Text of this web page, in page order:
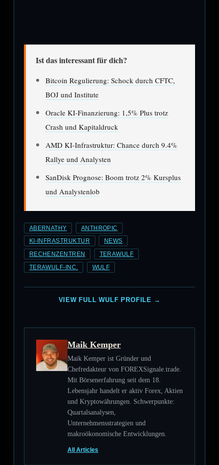
Ist das interessant für dich?
Bitcoin Regulierung: Schock durch CFTC,
BOJ und Institute
Oracle KI-Finanzierung: 1,5% Plus trotz
Crash und Kapitaldruck
AMD KI-Infrastruktur: Chance durch 9.4%
Rallye und Analysten
SanDisk Prognose: Boom trotz 2% Kursplus
und Analystenlob
ABERNATHY ANTHROPIC
KI-INFRASTRUKTUR NEWS
RECHENZENTREN TERAWULF
TERAWULF-INC. WULF
VIEW FULL WULF PROFILE →
Maik Kemper
Maik Kemper ist Gründer und
Chefredakteur von FOREXSignale.trade.
Mit Börsenerfahrung seit dem 18.
Lebensjahr handelt er aktiv Forex, Aktien
und Kryptowährungen. Schwerpunkte:
Quartalsanalysen,
Unternehmensstrategien und
makroökonomische Entwicklungen.
All Articles